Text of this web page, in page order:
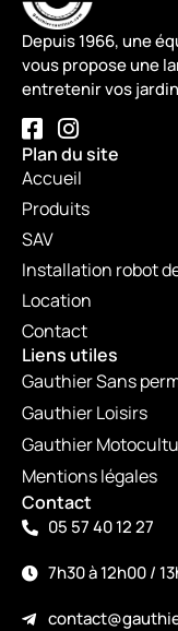
Depuis 1966, une
vous propose une
entretenir vos
Plan du site
Accueil
Produits
SAV
Installation robot
Location
Contact
Liens utiles
Gauthier Sans
Gauthier Loisirs
Gauthier
Mentions légales
Contact
05 57 40 12 27
7h30 à 12h00 /